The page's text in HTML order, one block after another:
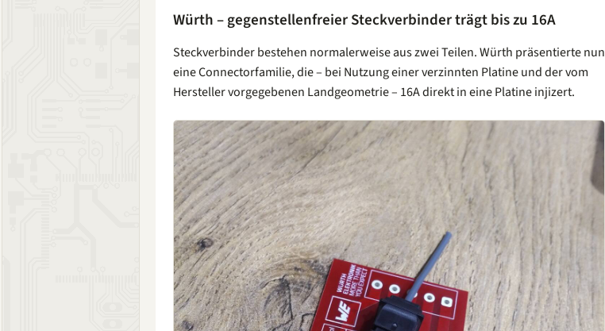
Würth – gegenstellenfreier Steckverbinder trägt bis zu 16A
Steckverbinder bestehen normalerweise aus zwei Teilen. Würth präsentierte nun
eine Connectorfamilie, die – bei Nutzung einer verzinnten Platine und der vom
Hersteller vorgegebenen Landgeometrie – 16A direkt in eine Platine injizert.